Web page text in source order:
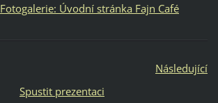
Fotogalerie: Úvodní stránka Fajn Café
Následující
Spustit prezentaci